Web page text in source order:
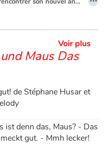
Voir plus
Maus Das
de Stéphane Husar et
ist denn das, Maus? - Das
gut. - Mmh lecker!